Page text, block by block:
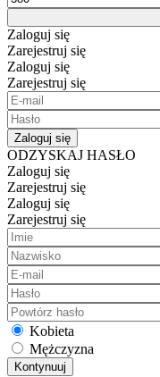
Zaloguj się
Zarejestruj się
Zaloguj się
Zarejestruj się
Zaloguj się
ODZYSKAJ HASŁO
Zaloguj się
Zarejestruj się
Zaloguj się
Zarejestruj się
Kobieta
Mężczyzna
Kontynuuj